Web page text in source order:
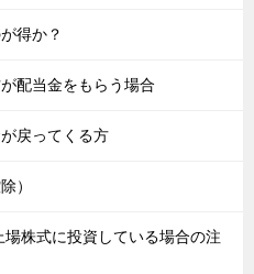
得か？
配当金をもらう場合
戻ってくる方
）
株式に投資している場合の注